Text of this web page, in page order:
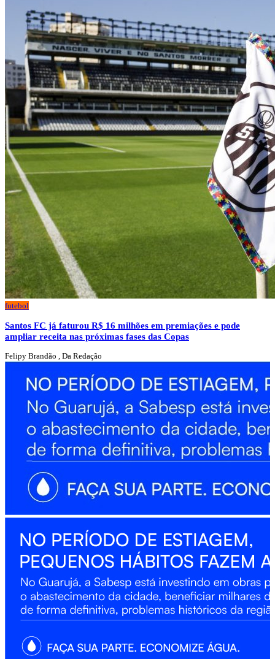
futebol
Santos FC já faturou R$ 16 milhões em premiações e pode
ampliar receita nas próximas fases das Copas
Felipy Brandão , Da Redação